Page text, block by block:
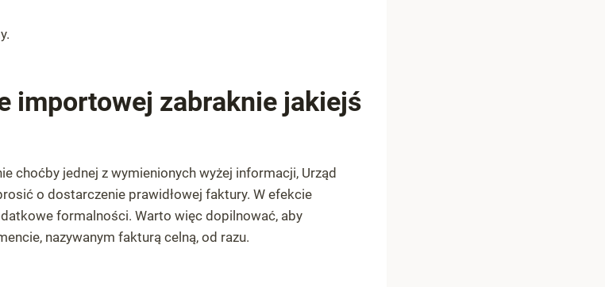
importowej zabraknie jakiejś
choćby jednej z wymienionych wyżej informacji, Urząd
o dostarczenie prawidłowej faktury. W efekcie
formalności. Warto więc dopilnować, aby
nazywanym fakturą celną, od razu.